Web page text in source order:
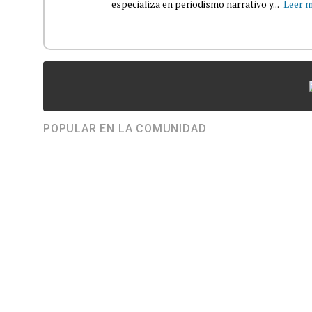
especializa en periodismo narrativo y... Leer
POPULAR EN LA COMUNIDAD